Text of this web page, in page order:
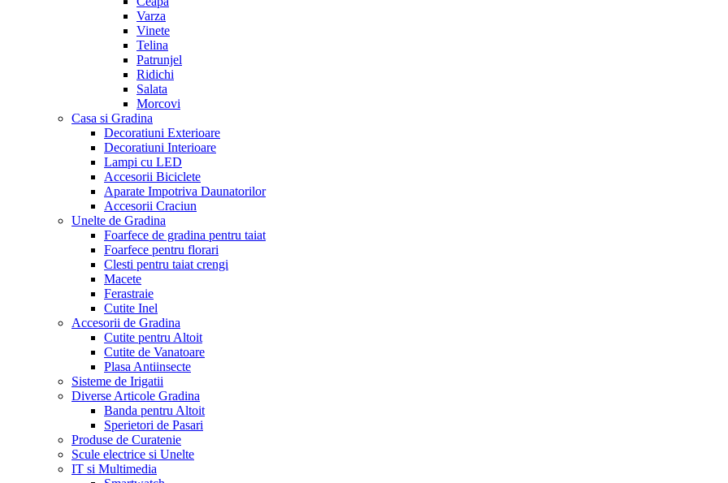
Varza
Vinete
Telina
Patrunjel
Ridichi
Salata
Morcovi
Casa si Gradina
Decoratiuni Exterioare
Decoratiuni Interioare
Lampi cu LED
Accesorii Biciclete
Aparate Impotriva Daunatorilor
Accesorii Craciun
Unelte de Gradina
Foarfece de gradina pentru taiat
Foarfece pentru florari
Clesti pentru taiat crengi
Macete
Ferastraie
Cutite Inel
Accesorii de Gradina
Cutite pentru Altoit
Cutite de Vanatoare
Plasa Antiinsecte
Sisteme de Irigatii
Diverse Articole Gradina
Banda pentru Altoit
Sperietori de Pasari
Produse de Curatenie
Scule electrice si Unelte
IT si Multimedia